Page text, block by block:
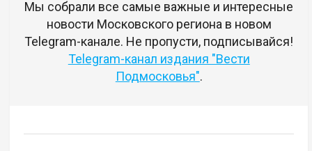
Мы собрали все самые важные и интересные
новости Московского региона в новом
Telegram-канале. Не пропусти, подписывайся!
Telegram-канал издания "Вести
Подмосковья".